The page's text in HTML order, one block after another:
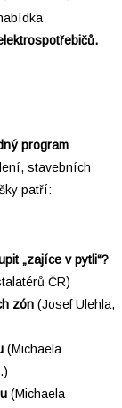
program
stavebních
patří:
„zajíce v pytli“?
ČR)
zón (Josef Ulehla,
(Michaela
(Michaela